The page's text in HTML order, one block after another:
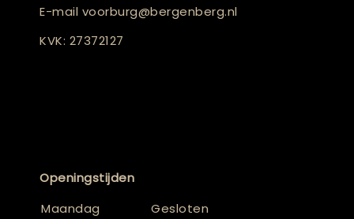
E-mail voorburg@bergenberg.nl
KVK: 27372127
Openingstijden
Maandag
Gesloten